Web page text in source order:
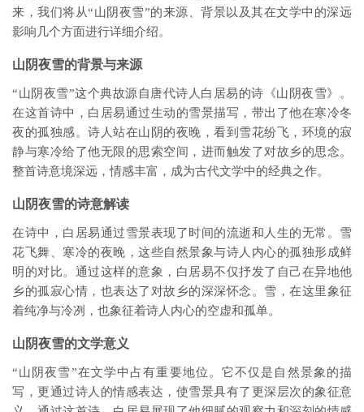
来，我们将从“山阴夜雪”的来源、背景以及其在文学中的深远
影响几个方面进行详细介绍。
山阴夜雪的背景与来源
“山阴夜雪”这个典故源自唐代诗人白居易的诗《山阴夜雪》。
在这首诗中，白居易通过生动的雪景描写，带出了他在寒冷冬
夜的孤独感。诗人站在山阴的夜晚，看到雪花纷飞，环境的寂
静与寒冷给了他无限的思索空间，进而触发了对故乡的思念。
整首诗意境深远，情感丰富，成为古代文学中的经典之作。
山阴夜雪的诗意解读
在诗中，白居易通过雪景表现了时间的流逝和人生的无常。雪
花飞舞、寒冷的夜晚，这些自然景象与诗人内心的孤独形成鲜
明的对比。通过这样的意象，白居易不仅抒发了自己在异地他
乡的孤寂心情，也表达了对故乡的深深怀念。雪，在这里象征
着纯净与冷冽，也象征着诗人内心的空虚和孤单。
山阴夜雪的文学意义
“山阴夜雪”在文学中占有重要地位。它不仅是自然景象的描
写，更通过诗人的情感表达，使雪景具有了更深层次的象征意